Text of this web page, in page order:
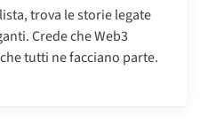
trova le storie legate
Crede che Web3
tutti ne facciano parte.